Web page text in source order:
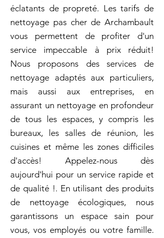
éclatants de propreté. Les tarifs de
nettoyage pas cher de Archambault
vous permettent de profiter d'un
service impeccable à prix réduit!
Nous proposons des services de
nettoyage adaptés aux particuliers,
mais aussi aux entreprises, en
assurant un nettoyage en profondeur
de tous les espaces, y compris les
bureaux, les salles de réunion, les
cuisines et même les zones difficiles
d'accès! Appelez-nous dès
aujourd'hui pour un service rapide et
de qualité !. En utilisant des produits
de nettoyage écologiques, nous
garantissons un espace sain pour
vous, vos employés ou votre famille.